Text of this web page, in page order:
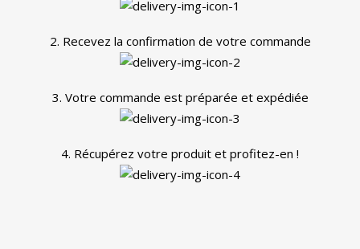
2. Recevez la confirmation de votre commande
3. Votre commande est préparée et expédiée
4. Récupérez votre produit et profitez-en !